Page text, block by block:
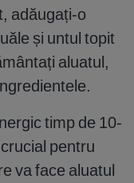
adăugați-o
și untul topit
aluatul,
timp de 10-
pentru
va face aluatul